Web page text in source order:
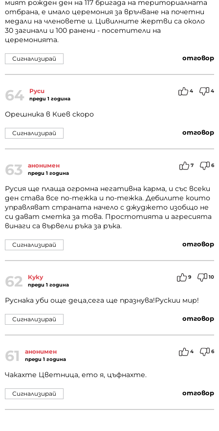
мият рожден ден на 117 бригада на териториалната
отбрана, е имало церемония за връчване на почетни
медали на членовете и. Цивилните жертви са около
30 загинали и 100 ранени - посетители на
церемонията.
отговор
Сигнализирай
64 Руси
преди 1 година
4 4
Орешника в Киев скоро
отговор
Сигнализирай
63 анонимен
преди 1 година
7 6
Русия ще плаща огромна негативна карма, и със всеки
ден става все по-тежка и по-тежка. Дeбилите които
управляват страната начело с джуджето изобщо не
си дават сметка за това. Прoстотията и агресията
винаги са вървели ръка за ръка.
отговор
Сигнализирай
62 Куку
преди 1 година
9 10
Руснака уби още деца,сега ще празнува!Рускии мир!
отговор
Сигнализирай
61 анонимен
преди 1 година
4 6
Чакахте Цветница, ето я, цъфнахте.
отговор
Сигнализирай